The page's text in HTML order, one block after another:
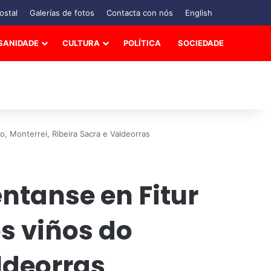
Galerías de fotos Contacta con nós English
CULTURA POLÍTICA SOCIEDADE
Monterrei, Ribeira Sacra e Valdeorras
en Fitur
viños do